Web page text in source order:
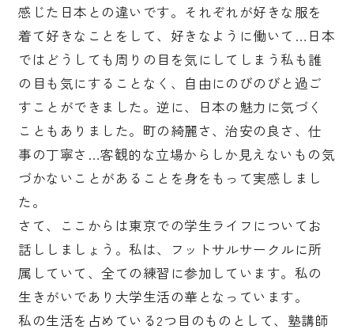
感じた日本との違いです。それぞれが好きな服を
着て好きなことをして、好きなように働いて…日本
ではどうしても周りの目を気にしてしまう私も誰
の目も気にすることなく、自由にのびのびと過ご
すことができました。逆に、日本の魅力に気づく
こともありました。町の綺麗さ、治安の良さ、仕
事の丁寧さ…客観的な立場からしか見えないもの気
づかないことがあることを身をもって実感しまし
た。
さて、ここからは東京での学生ライフについてお
話ししましょう。私は、フットサルサークルに所
属していて、全ての練習に参加しています。私の
生きがいであり大学生活の華となっています。
私の生活を占めている2つ目のものとして、塾講師